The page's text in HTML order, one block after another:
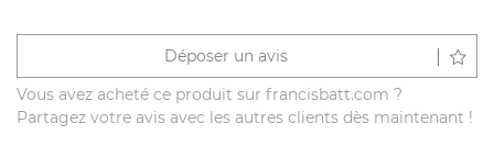
Déposer un avis
Vous avez acheté ce produit sur francisbatt.com ?
Partagez votre avis avec les autres clients dès maintenant !